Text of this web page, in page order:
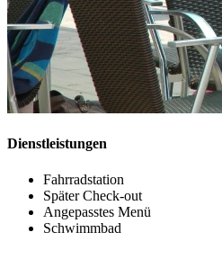
Dienstleistungen
Fahrradstation
Später Check-out
Angepasstes Menü
Schwimmbad